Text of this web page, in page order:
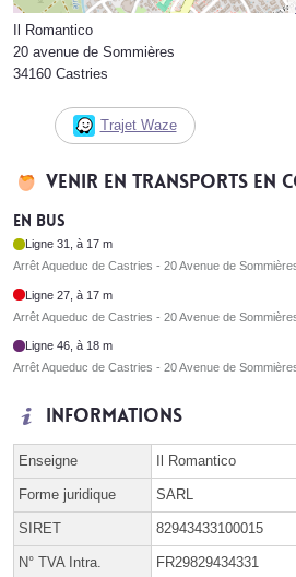
Il Romantico
20 avenue de Sommières
34160 Castries
Trajet Waze
Venir en transports en
En bus
Ligne 31, à 17 m
Arrêt Aqueduc de Castries - 20 Avenue de
Ligne 27, à 17 m
Arrêt Aqueduc de Castries - 20 Avenue de
Ligne 46, à 18 m
Arrêt Aqueduc de Castries - 20 Avenue de
Informations
Enseigne Il Romantico
Forme juridique SARL
SIRET 82943433100015
N° TVA Intra. FR29829434331